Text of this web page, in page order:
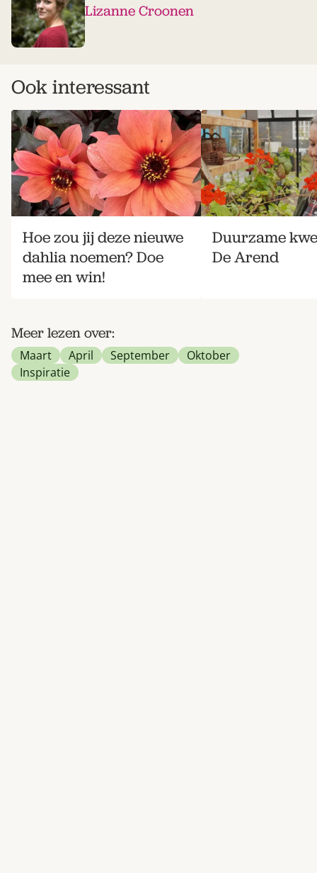
Lizanne Croonen
Ook interessant
Hoe zou jij deze nieuwe
dahlia noemen? Doe
mee en win!
Duurzame
De Arend
Meer lezen over:
Maart April September
Oktober
Inspiratie